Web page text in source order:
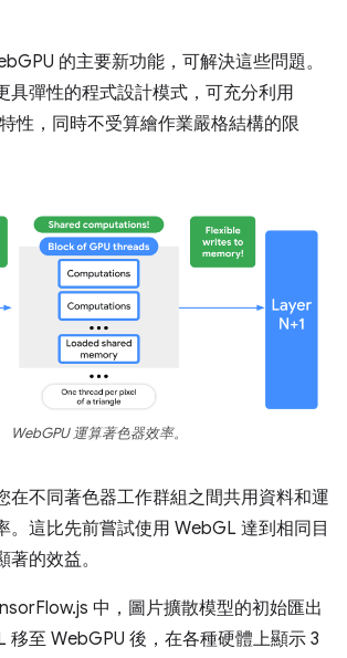
的主要新功能，可解決這些問題。
具彈性的程式設計模式，可充分利用
性，同時不受算繪作業嚴格結構的限
WebGPU 運算著色器效率。
在不同著色器工作群組之間共用資料和運
。這比先前嘗試使用 WebGL 達到相同目
的效益。
中，圖片擴散模型的初始匯出
移至 WebGPU 後，在各種硬體上顯示 3